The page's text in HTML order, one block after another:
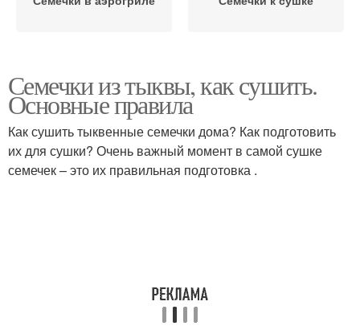
Семечки из тыквы, как сушить.
Основные правила
Как сушить тыквенные семечки дома? Как подготовить
их для сушки? Очень важный момент в самой сушке
семечек – это их правильная подготовка .